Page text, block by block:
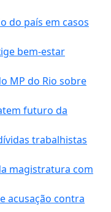
do país em casos
bem-estar
MP do Rio sobre
futuro da
trabalhistas
magistratura com
acusação contra